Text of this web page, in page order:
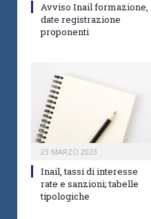
Avviso Inail formazione,
date registrazione
proponenti
23 MARZO 2023
Inail, tassi di interesse
rate e sanzioni; tabelle
tipologiche